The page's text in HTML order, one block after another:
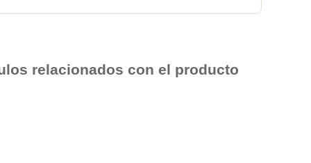
relacionados con el producto